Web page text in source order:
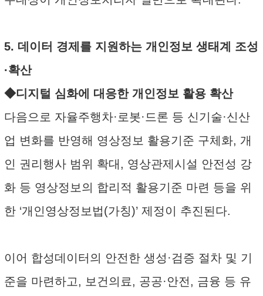
5. 데이터 경제를 지원하는 개인정보 생태계 조성
·확산
◆디지털 심화에 대응한 개인정보 활용 확산
다음으로 자율주행차·로봇·드론 등 신기술·신산
업 변화를 반영해 영상정보 활용기준 구체화, 개
인 권리행사 범위 확대, 영상관제시설 안전성 강
화 등 영상정보의 합리적 활용기준 마련 등을 위
한 ‘개인영상정보법(가칭)’ 제정이 추진된다.
이어 합성데이터의 안전한 생성·검증 절차 및 기
준을 마련하고, 보건의료, 공공·안전, 금융 등 유